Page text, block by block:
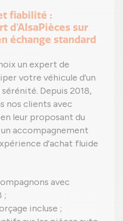
fiabilité :
d'AlsaPièces sur
échange standard
un expert de
votre véhicule d'un
Depuis 2018,
nos clients avec
leur proposant du
accompagnement
d'achat fluide
avec
;
incluse ;